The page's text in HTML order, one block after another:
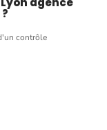
contrôle